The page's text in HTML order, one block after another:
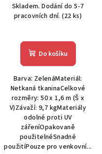
Skladem. Dodání do 5-7
pracovních dní.(22 ks)
Do košíku
Barva: ZelenáMateriál:
Netkaná tkaninaCelkové
rozměry: 50 x 1,6 m (Š x
V)Závaží: 9,7 kgMateriály
odolné proti UV
zářeníOpakovaně
použitelnéSnadné
použitíPouze pro venkovní...